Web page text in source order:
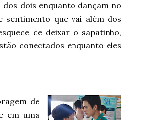
dois enquanto dançam no
sentimento que vai além dos
de deixar o sapatinho,
conectados enquanto eles
de
em uma